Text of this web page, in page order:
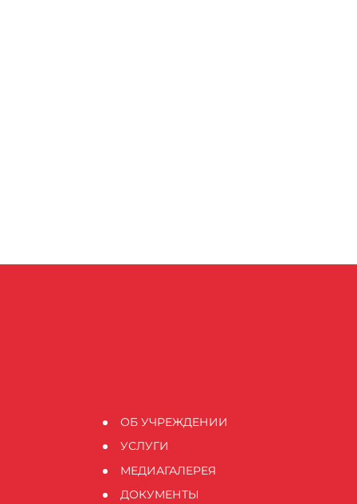
ОБ УЧРЕЖДЕНИИ
УСЛУГИ
МЕДИАГАЛЕРЕЯ
ДОКУМЕНТЫ